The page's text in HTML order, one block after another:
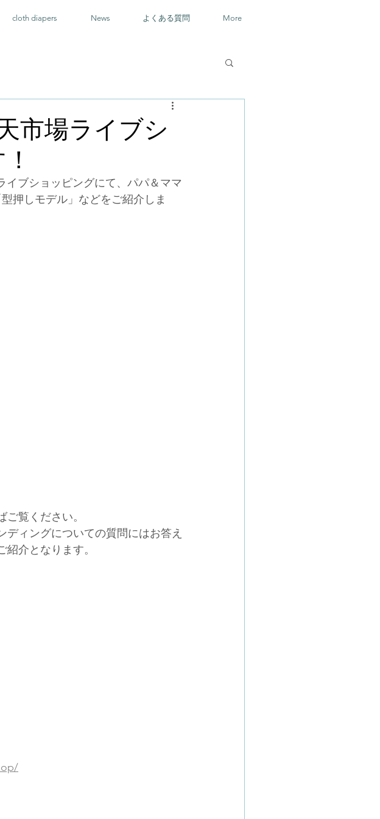
cloth diapers News よくある質問 More
市場ライブシ
イブショッピングにて、パパ＆ママ
押しモデル」などをご紹介しま
覧ください。
ィングについての質問にはお答え
介となります。